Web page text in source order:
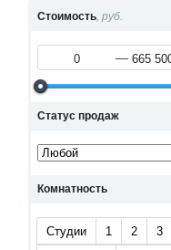
Стоимость, руб.
Статус продаж
Комнатность
Студии 1 2 3